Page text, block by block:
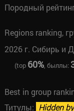
Породный
Regions ranking,
2026 г. Сибирь и
(top 60%, быллы:
Best in group
Титулы: Hidden